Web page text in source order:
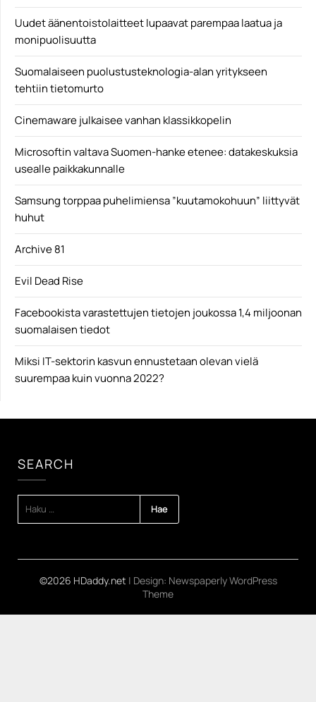
Uudet äänentoistolaitteet lupaavat parempaa laatua ja
monipuolisuutta
Suomalaiseen puolustusteknologia-alan yritykseen
tehtiin tietomurto
Cinemaware julkaisee vanhan klassikkopelin
Microsoftin valtava Suomen-hanke etenee: datakeskuksia
usealle paikkakunnalle
Samsung torppaa puhelimiensa ”kuutamokohuun” liittyvät
huhut
Archive 81
Evil Dead Rise
Facebookista varastettujen tietojen joukossa 1,4 miljoonan
suomalaisen tiedot
Miksi IT-sektorin kasvun ennustetaan olevan vielä
suurempaa kuin vuonna 2022?
SEARCH
©2026 HDaddy.net | Design: Newspaperly WordPress
Theme